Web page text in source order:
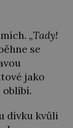
„Tady!
se
jako
oblíbí.
dívku kvůli